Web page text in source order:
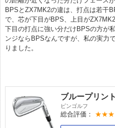
BPSとZX7MK2の違は、打点は若干
で、芯が下目がBPS、上目がZX7MK2
下目の打点に強い分だけBPSの方が
ンジならBPSなんですが、私の実力
りました。
ブループリン
ピンゴルフ
総合評価：